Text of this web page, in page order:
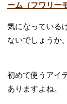
ーム（フワリー
気になっている
ないでしょうか。
初めて使うアイ
ありますよね。